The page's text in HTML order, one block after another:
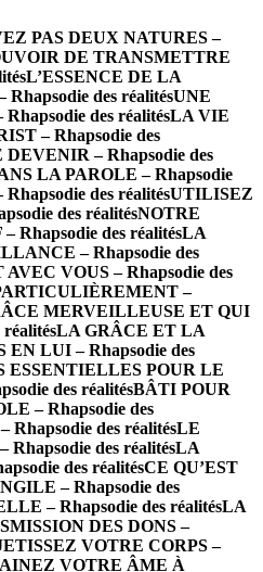
PAS DEUX NATURES –
DE TRANSMETTRE
L’ESSENCE DE LA
des réalitésUNE
des réalitésLA VIE
– Rhapsodie des
DEVENIR – Rhapsodie des
LA PAROLE – Rhapsodie
des réalitésUTILISEZ
des réalitésNOTRE
Rhapsodie des réalitésLA
– Rhapsodie des
VOUS – Rhapsodie des
–
MERVEILLEUSE ET QUI
LA GRÂCE ET LA
LUI – Rhapsodie des
ESSENTIELLES POUR LE
des réalitésBÂTI POUR
– Rhapsodie des
des réalitésLE
des réalitésLA
des réalitésCE QU’EST
– Rhapsodie des
– Rhapsodie des réalitésLA
DES DONS –
VOTRE CORPS –
VOTRE ÂME À